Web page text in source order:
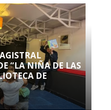
“LA NIÑA DE LAS
DE